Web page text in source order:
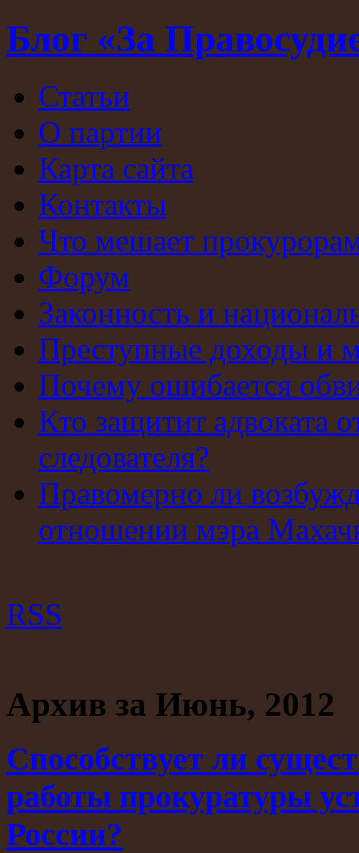
Блог «За
Статьи
О партии
Карта сайта
Контакты
Что мешает
Форум
Законность и
Преступные доходы и
Почему ошибается
Кто защитит адвоката
следователя?
Правомерно ли
отношении мэра
RSS
Архив за Июнь, 2012
Способствует ли
работы прокуратуры
России?